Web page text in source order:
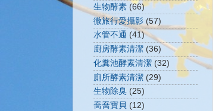
生物酵素 (66)
微旅行愛攝影 (57)
水管不通 (41)
廚房酵素清潔 (36)
化糞池酵素清潔 (32)
廁所酵素清潔 (29)
生物除臭 (25)
喬喬寶貝 (12)